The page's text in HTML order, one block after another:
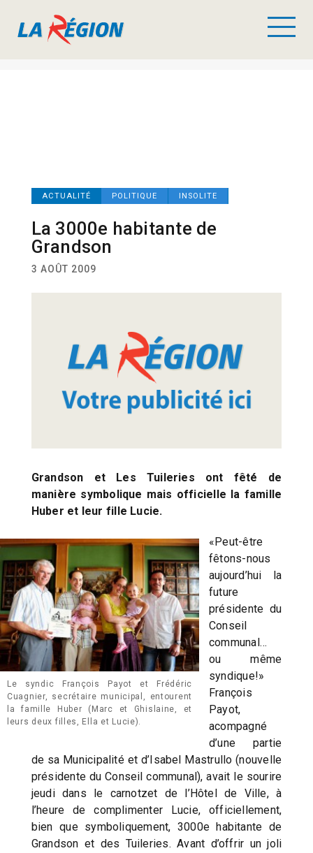
ACTUALITÉ POLITIQUE INSOLITE
La 3000e habitante de
Grandson
3 AOÛT 2009
Grandson et Les Tuileries ont fêté de
manière symbolique mais officielle la famille
Huber et leur fille Lucie.
Le syndic François Payot et Frédéric
Cuagnier, secrétaire municipal, entourent
la famille Huber (Marc et Ghislaine, et
leurs deux filles, Ella et Lucie).
«Peut-être
fêtons-nous
aujourd’hui la
future
présidente du
Conseil
communal…
ou même
syndique!»
François
Payot,
acompagné
d’une partie
de sa Municipalité et d’Isabel Mastrullo (nouvelle
présidente du Conseil communal), avait le sourire
jeudi dans le carnotzet de l’Hôtel de Ville, à
l’heure de complimenter Lucie, officiellement,
bien que symboliquement, 3000e habitante de
Grandson et des Tuileries. Avant d’offrir un joli